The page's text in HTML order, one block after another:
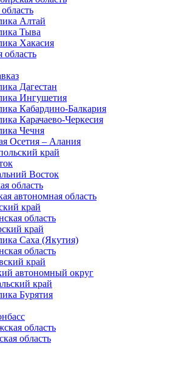
Алтай
Тыва
Хакасия
область
Дагестан
Ингушетия
Кабардино-Балкария
Карачаево-Черкесия
Чечня
Осетия – Алания
край
Восток
область
автономная область
край
область
край
Саха (Якутия)
область
край
автономный округ
край
Бурятия
область
область